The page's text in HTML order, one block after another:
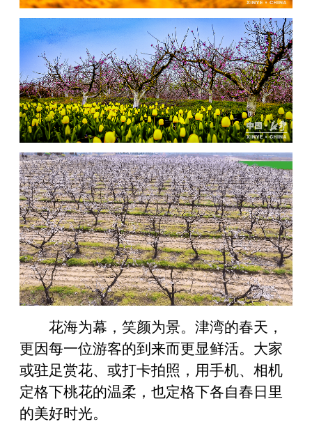
花海为幕，笑颜为景。津湾的春天，
更因每一位游客的到来而更显鲜活。大家
或驻足赏花、或打卡拍照，用手机、相机
定格下桃花的温柔，也定格下各自春日里
的美好时光。